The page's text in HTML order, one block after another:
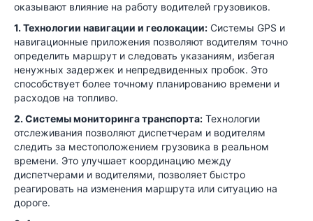
оказывают влияние на работу водителей грузовиков.
1. Технологии навигации и геолокации: Системы GPS и
навигационные приложения позволяют водителям точно
определить маршрут и следовать указаниям, избегая
ненужных задержек и непредвиденных пробок. Это
способствует более точному планированию времени и
расходов на топливо.
2. Системы мониторинга транспорта: Технологии
отслеживания позволяют диспетчерам и водителям
следить за местоположением грузовика в реальном
времени. Это улучшает координацию между
диспетчерами и водителями, позволяет быстро
реагировать на изменения маршрута или ситуацию на
дороге.